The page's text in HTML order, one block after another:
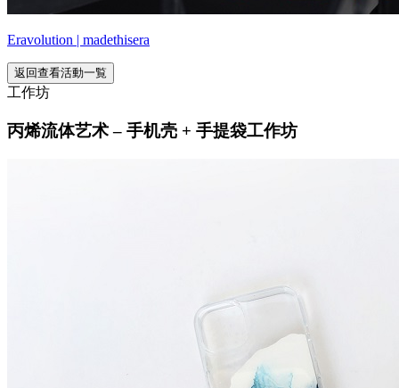
Eravolution | madethisera
返回查看活動一覧
工作坊
丙烯流体艺术 – 手机壳 + 手提袋工作坊